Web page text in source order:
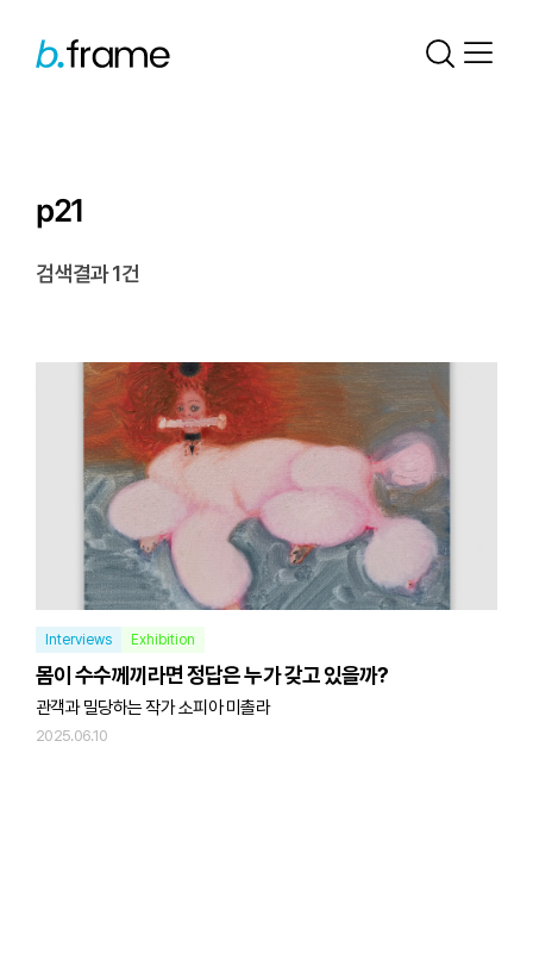
p21
검색결과 1건
Interviews Exhibition
몸이 수수께끼라면 정답은 누가 갖고 있을까?
관객과 밀당하는 작가 소피아 미촐라
2025.06.10